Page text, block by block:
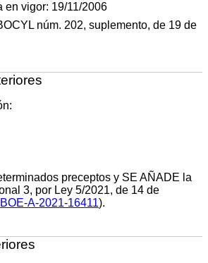
en vigor: 19/11/2006
núm. 202, suplemento, de 19 de
preceptos y SE AÑADE la
3, por Ley 5/2021, de 14 de
BOE-A-2021-16411).